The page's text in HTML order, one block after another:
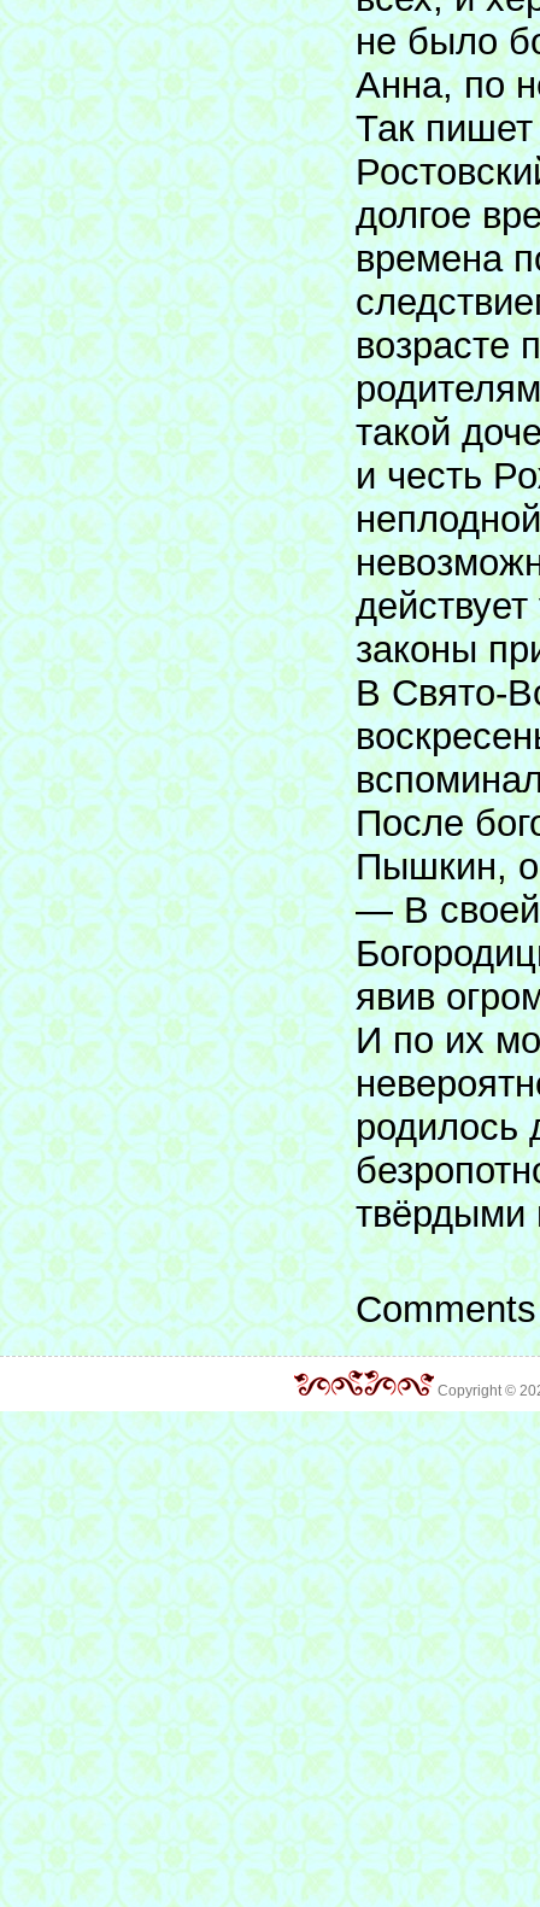
не было
Анна, по
Так
долгое
времена
возрасте
такой
и честь
законы
В Свято-
После
Пышкин,
— В своей
явив
И по их
родилось
твёрдыми
Copyright ©